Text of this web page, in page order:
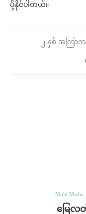
ပို့နိုင်ပါတယ်။
၂ နှစ် အကြာက
Multi Media
မြေလ